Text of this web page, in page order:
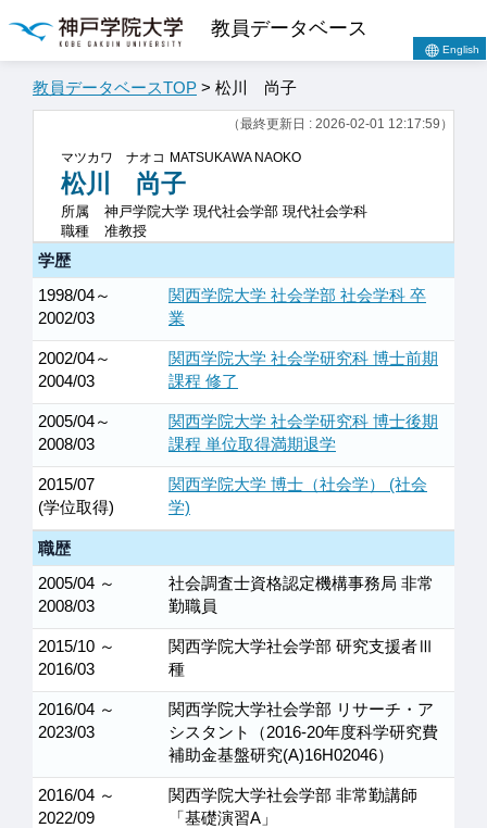
教員データベース
English
教員データベースTOP > 松川 尚子
（最終更新日 : 2026-02-01 12:17:59）
マツカワ ナオコ MATSUKAWA NAOKO
松川 尚子
所属
神戸学院大学 現代社会学部 現代社会学科
職種
准教授
学歴
1998/04～
2002/03
関西学院大学 社会学部 社会学科 卒
業
2002/04～
2004/03
関西学院大学 社会学研究科 博士前期
課程 修了
2005/04～
2008/03
関西学院大学 社会学研究科 博士後期
課程 単位取得満期退学
2015/07
(学位取得)
関西学院大学 博士（社会学） (社会
学)
職歴
2005/04 ～
2008/03
社会調査士資格認定機構事務局 非常
勤職員
2015/10 ～
2016/03
関西学院大学社会学部 研究支援者Ⅲ
種
2016/04 ～
2023/03
関西学院大学社会学部 リサーチ・ア
シスタント（2016-20年度科学研究費
補助金基盤研究(A)16H02046）
2016/04 ～
2022/09
関西学院大学社会学部 非常勤講師
「基礎演習A」